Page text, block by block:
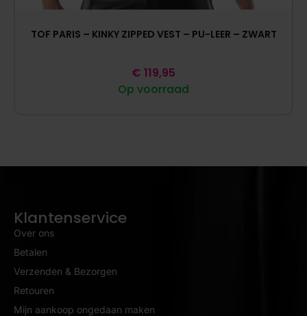
TOF PARIS – KINKY ZIPPED VEST – PU-LEER – ZWART
Op voorraad
€ 119,95
Klantenservice
Over ons
Betalen
Verzenden & Bezorgen
Retouren
Mijn aankoop ongedaan maken